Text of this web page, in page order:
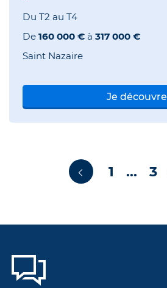
Du T2 au T4
De 160 000 € à 317 000 €
Saint Nazaire
Je découvre
1 … 3